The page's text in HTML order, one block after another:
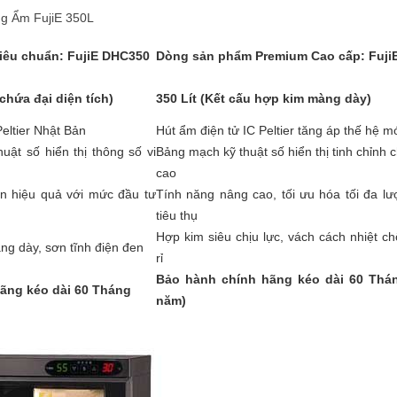
Ẩm FujiE 350L
chuẩn: FujiE DHC350 Dòng sản phẩm Premium Cao cấp:
đại diện tích) 350 Lít (Kết cấu hợp kim màng dày)
Nhật Bản
Hút ẩm điện tử IC Peltier tăng áp thế hệ
số hiển thị thông số viBảng mạch kỹ thuật số hiển thị tinh chỉnh
cao
hiệu quả với mức đầu tưTính năng nâng cao, tối ưu hóa tối đa
tiêu thụ
dày, sơn tĩnh điện đen
Hợp kim siêu chịu lực, vách cách nhiệt
rỉ
kéo dài 60 Tháng
Bảo hành chính hãng kéo dài 60
năm)